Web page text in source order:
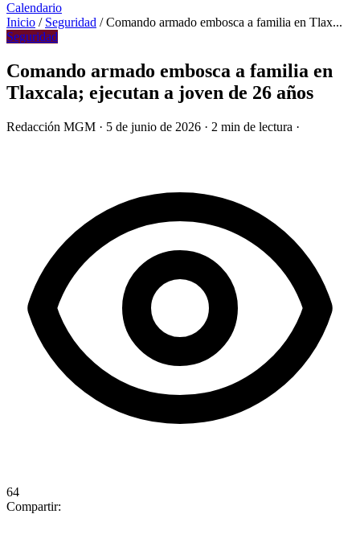
Calendario
Inicio / Seguridad / Comando armado embosca a familia en Tlax...
Seguridad
Comando armado embosca a familia en
Tlaxcala; ejecutan a joven de 26 años
Redacción MGM · 5 de junio de 2026 · 2 min de lectura ·
64
Compartir: